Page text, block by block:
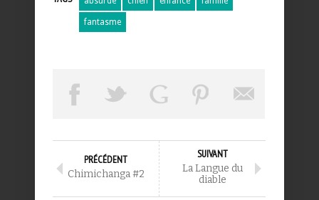
fantasme
PRÉCÉDENT
Chimichanga #2
SUIVANT
La Langue du
diable